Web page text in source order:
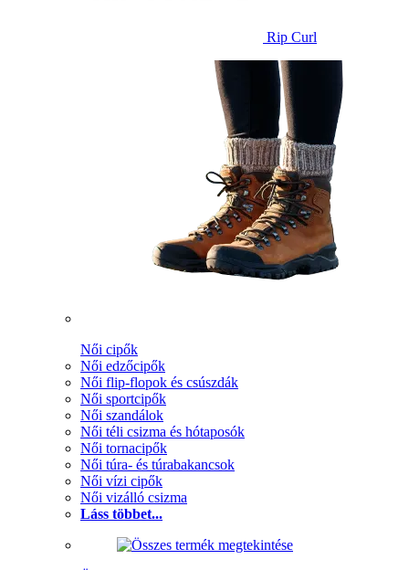
Rip Curl
Női cipők
Női edzőcipők
Női flip-flopok és csúszdák
Női sportcipők
Női szandálok
Női téli csizma és hótaposók
Női tornacipők
Női túra- és túrabakancsok
Női vízi cipők
Női vizálló csizma
Láss többet...